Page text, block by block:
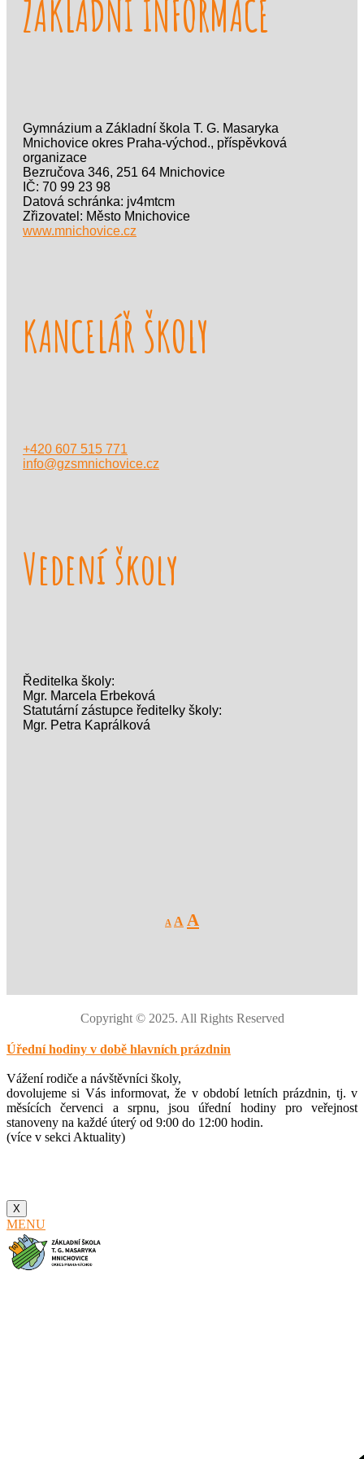
ZÁKLADNÍ INFORMACE
Gymnázium a Základní škola T. G. Masaryka
Mnichovice okres Praha-východ., příspěvková
organizace
Bezručova 346, 251 64 Mnichovice
IČ: 70 99 23 98
Datová schránka: jv4mtcm
Zřizovatel: Město Mnichovice
www.mnichovice.cz
KANCELÁŘ ŠKOLY
+420 607 515 771
info@gzsmnichovice.cz
Vedení školy
Ředitelka školy:
Mgr. Marcela Erbeková
Statutární zástupce ředitelky školy:
Mgr. Petra Kaprálková
A
Decrease
font
A Reset
font
A
Copyright © 2025. All Rights Reserved
Úřední hodiny v době hlavních prázdnin
Vážení rodiče a návštěvníci školy,
dovolujeme si Vás informovat, že v období letních prázdnin, tj. v
měsících červenci a srpnu, jsou úřední hodiny pro veřejnost
stanoveny na každé úterý od 9:00 do 12:00 hodin.
(více v sekci Aktuality)
X
MENU